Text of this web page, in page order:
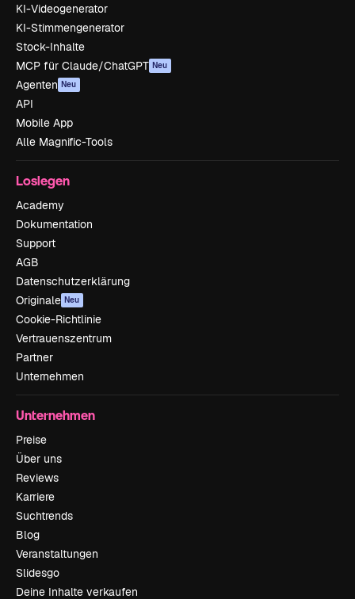
KI-Videogenerator
KI-Stimmengenerator
Stock-Inhalte
MCP für Claude/ChatGPT Neu
Agenten Neu
API
Mobile App
Alle Magnific-Tools
Loslegen
Academy
Dokumentation
Support
AGB
Datenschutzerklärung
Originale Neu
Cookie-Richtlinie
Vertrauenszentrum
Partner
Unternehmen
Unternehmen
Preise
Über uns
Reviews
Karriere
Suchtrends
Blog
Veranstaltungen
Slidesgo
Deine Inhalte verkaufen